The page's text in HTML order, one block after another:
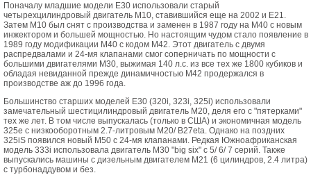
Поначалу младшие модели E30 использовали старый
четырехцилиндровый двигатель M10, ставившийся еще на 2002 и E21.
Затем M10 был снят с производства и заменен в 1987 году на M40 с новым
инжектором и большей мощностью. Но настоящим чудом стало появление в
1989 году модификации M40 с кодом M42. Этот двигатель с двумя
распредвалами и 24-мя клапанами смог соперничать по мощности с
большими двигателями M30, выжимая 140 л.с. из все тех же 1800 кубиков и
обладая невиданной прежде динамичностью M42 продержался в
производстве аж до 1996 года.
Большинство старших моделей E30 (320i, 323i, 325i) использовали
замечательный шестицилиндровый двигатель M20, деля его с "пятерками"
тех же лет. В том числе выпускалась (только в США) и экономичная модель
325e с низкооборотным 2.7-литровым M20/ B27eta. Однако на поздних
325iS появился новый M50 с 24-мя клапанами. Редкая Южноафриканская
модель 333i использовала двигатель M30 "big six" с 5/ 6/ 7 серий. Также
выпускались машины с дизельным двигателем M21 (6 цилиндров, 2.4 литра)
с турбонаддувом и без.